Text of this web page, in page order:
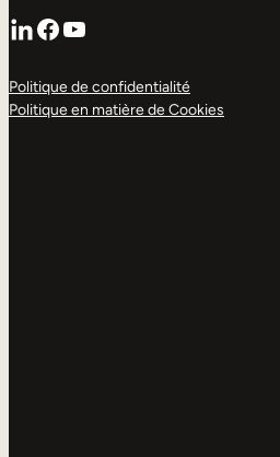
LinkedIn
Facebook
YouTube
Politique de confidentialité
Politique en matière de Cookies